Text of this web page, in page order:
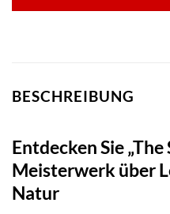
BESCHREIBUNG
Entdecken Sie
Meisterwerk über
Natur